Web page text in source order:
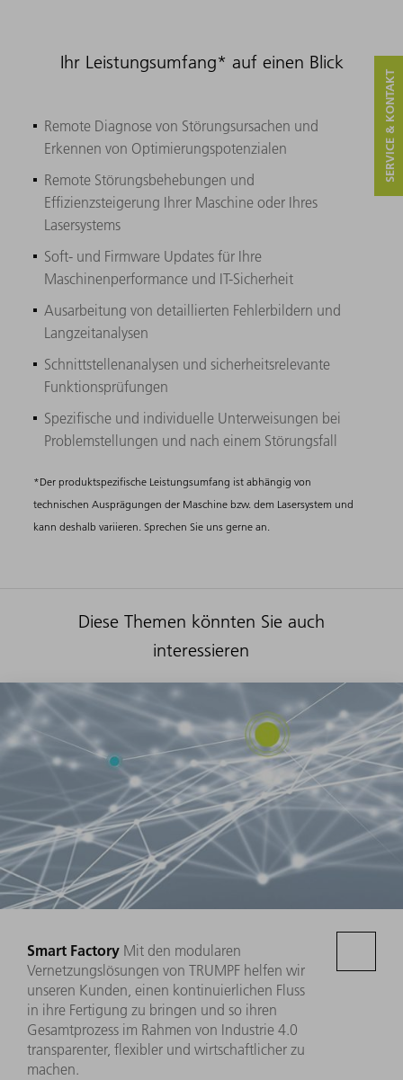
Ihr Leistungsumfang* auf einen Blick
Remote Diagnose von Störungsursachen und
Erkennen von Optimierungspotenzialen
Remote Störungsbehebungen und
Effizienzsteigerung Ihrer Maschine oder Ihres
Lasersystems
Soft- und Firmware Updates für Ihre
Maschinenperformance und IT-Sicherheit
Ausarbeitung von detaillierten Fehlerbildern und
Langzeitanalysen
Schnittstellenanalysen und sicherheitsrelevante
Funktionsprüfungen
Spezifische und individuelle Unterweisungen bei
Problemstellungen und nach einem Störungsfall
*Der produktspezifische Leistungsumfang ist abhängig von
technischen Ausprägungen der Maschine bzw. dem Lasersystem und
kann deshalb variieren. Sprechen Sie uns gerne an.
Diese Themen könnten Sie auch
interessieren
Smart Factory Mit den modularen
Vernetzungslösungen von TRUMPF helfen wir
unseren Kunden, einen kontinuierlichen Fluss
in ihre Fertigung zu bringen und so ihren
Gesamtprozess im Rahmen von Industrie 4.0
transparenter, flexibler und wirtschaftlicher zu
machen.
SERVICE & KONTAKT